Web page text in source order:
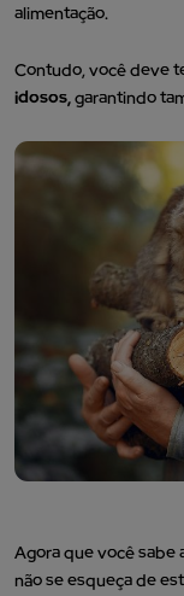
alimentação.
Contudo, você deve
idosos,garantindo
Agora que você sabe
não se esqueça de